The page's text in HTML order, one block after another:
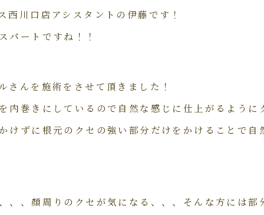
西川口店アシスタントの伊藤です！
パートですね！！
さんを施術をさせて頂きました！
内巻きにしているので自然な感じに仕上がるように
けずに根元のクセの強い部分だけをかけることで自
、、顏周りのクセが気になる、、、そんな方には部